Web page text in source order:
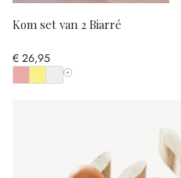
Kom set van 2 Biarré
€ 26,95
Toon alle kleuren